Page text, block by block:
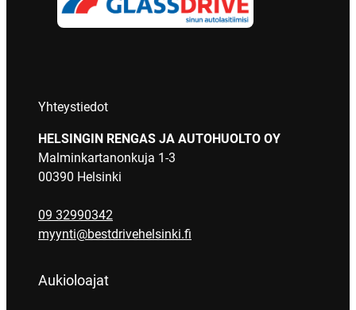
Yhteystiedot
HELSINGIN RENGAS JA AUTOHUOLTO OY
Malminkartanonkuja 1-3
00390 Helsinki
09 32990342
myynti@bestdrivehelsinki.fi
Aukioloajat